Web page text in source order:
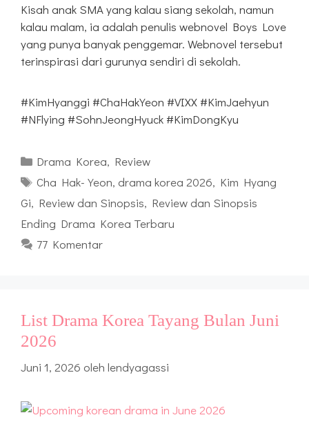
Kisah anak SMA yang kalau siang sekolah, namun
kalau malam, ia adalah penulis webnovel Boys Love
yang punya banyak penggemar. Webnovel tersebut
terinspirasi dari gurunya sendiri di sekolah.
#KimHyanggi #ChaHakYeon #VIXX #KimJaehyun
#NFlying #SohnJeongHyuck #KimDongKyu
Kategori
Drama Korea, Review
Tag
Cha Hak-Yeon, drama korea 2026, Kim Hyang
Gi, Review dan Sinopsis, Review dan Sinopsis
Ending Drama Korea Terbaru
77 Komentar
List Drama Korea Tayang Bulan Juni
2026
Juni 1, 2026 oleh lendyagassi